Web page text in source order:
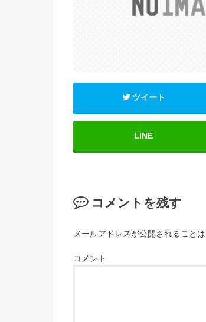
ツイート
LINE
コメントを残す
メールアドレスが公開されることは
コメント